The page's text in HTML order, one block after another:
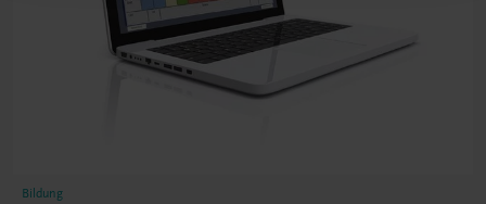
Bildung